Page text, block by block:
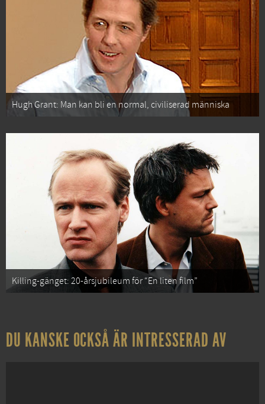
Hugh Grant: Man kan bli en normal, civiliserad människa
Killing-gänget: 20-årsjubileum för “En liten film”
DU KANSKE OCKSÅ ÄR INTRESSERAD AV